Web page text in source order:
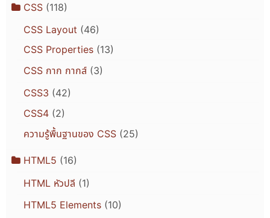
CSS(118)
CSS Layout (46)
CSS Properties(13)
CSS กาก กากส์(3)
CSS3 (42)
CSS4(2)
ความรู้พื้นฐานของ CSS(25)
HTML5 (16)
HTML หัวปลี (1)
HTML5 Elements(10)